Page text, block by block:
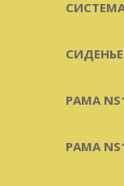
СИДЕНЬЕ
РАМА
РАМА